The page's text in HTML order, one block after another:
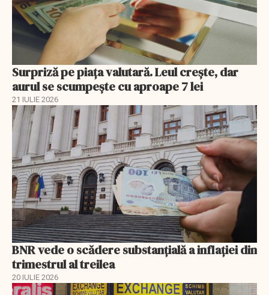
Surpriză pe piața valutară. Leul crește, dar
aurul se scumpește cu aproape 7 lei
21 IULIE 2026
BNR vede o scădere substanţială a inflaţiei din
trimestrul al treilea
20 IULIE 2026